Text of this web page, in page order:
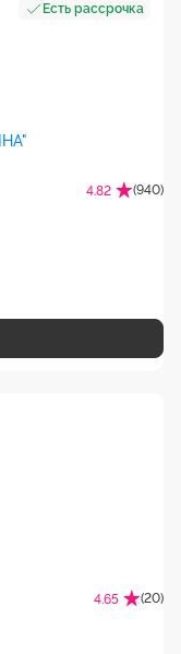
Есть рассрочка
4.82 (940)
4.65 (20)